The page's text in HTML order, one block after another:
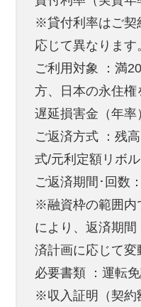
※貸付利率はご契
応じて異なります
ご利用対象 ：満
方、日本の永住権
遅延損害金（年率
ご返済方式 ：残
式/元利定額リボ
ご返済期間･回数
※融資枠の範囲内
により、返済期
済計画に応じて変
必要書類 ：運転
※収入証明（契約